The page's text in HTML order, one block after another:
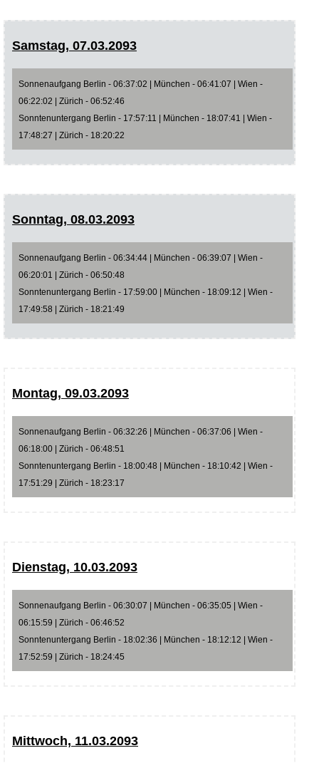
Samstag, 07.03.2093
Sonnenaufgang Berlin - 06:37:02 | München - 06:41:07 | Wien -
06:22:02 | Zürich - 06:52:46
Sonntenuntergang Berlin - 17:57:11 | München - 18:07:41 | Wien -
17:48:27 | Zürich - 18:20:22
Sonntag, 08.03.2093
Sonnenaufgang Berlin - 06:34:44 | München - 06:39:07 | Wien -
06:20:01 | Zürich - 06:50:48
Sonntenuntergang Berlin - 17:59:00 | München - 18:09:12 | Wien -
17:49:58 | Zürich - 18:21:49
Montag, 09.03.2093
Sonnenaufgang Berlin - 06:32:26 | München - 06:37:06 | Wien -
06:18:00 | Zürich - 06:48:51
Sonntenuntergang Berlin - 18:00:48 | München - 18:10:42 | Wien -
17:51:29 | Zürich - 18:23:17
Dienstag, 10.03.2093
Sonnenaufgang Berlin - 06:30:07 | München - 06:35:05 | Wien -
06:15:59 | Zürich - 06:46:52
Sonntenuntergang Berlin - 18:02:36 | München - 18:12:12 | Wien -
17:52:59 | Zürich - 18:24:45
Mittwoch, 11.03.2093